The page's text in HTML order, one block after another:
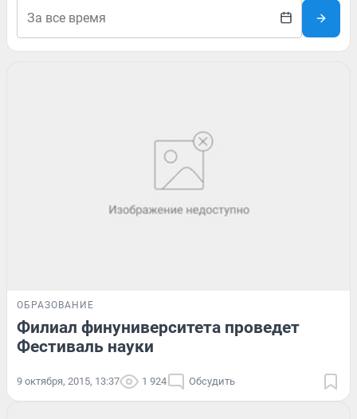
ОБРАЗОВАНИЕ
Филиал финуниверситета проведет
Фестиваль науки
9 октября, 2015, 13:37 1 924 Обсудить